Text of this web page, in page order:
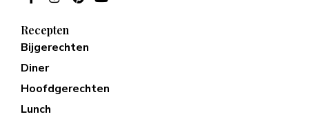
Recepten
Bijgerechten
Diner
Hoofdgerechten
Lunch